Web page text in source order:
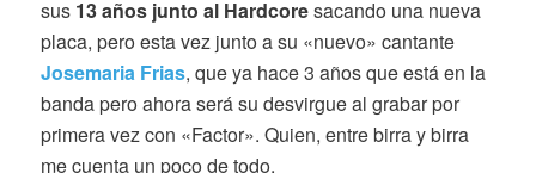
sus 13 años junto al Hardcoresacando una nueva
placa, pero esta vez junto a su «nuevo» cantante
Josemaria Frias, que ya hace 3 años que está en la
banda pero ahora será su desvirgue al grabar por
primera vez con «Factor». Quien, entre birra y birra
me cuenta un poco de todo.